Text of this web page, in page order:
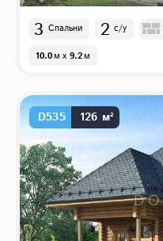
3 Спальни 2 с/у
10.0м x 9.2м
D535 126 м²